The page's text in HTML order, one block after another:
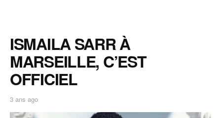
ISMAILA SARR À
MARSEILLE, C’EST
OFFICIEL
3 ans ago